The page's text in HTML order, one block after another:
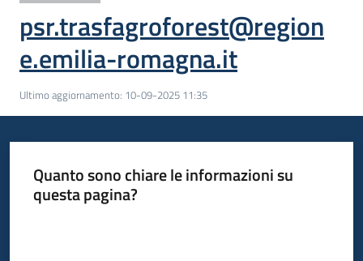
Piani
programmi
progetti
Agricoltura
cifre
psr.trasfagroforest@region
e.emilia-romagna.it
Ultimo aggiornamento: 10-09-2025 11:35
Quanto sono chiare le informazioni su
questa pagina?